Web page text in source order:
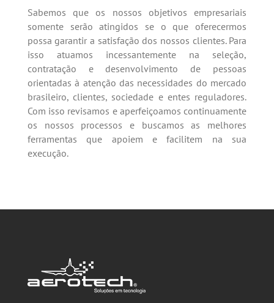
Sabemos que os nossos objetivos empresariais
somente serão atingidos se o que oferecermos
possa garantir a satisfação dos nossos clientes. Para
isso atuamos incessantemente na seleção,
contratação e desenvolvimento de pessoas
orientadas à atenção das necessidades do mercado
brasileiro, clientes, sociedade e entes reguladores.
Com isso revisamos e aperfeiçoamos continuamente
os nossos processos e buscamos as melhores
ferramentas que apoiem e facilitem na sua
execução.